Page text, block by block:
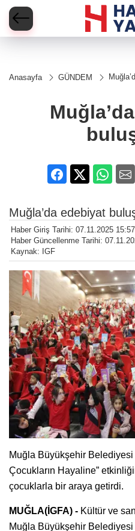
Anasayfa GÜNDEM
Muğla’da edebiyat
Haber Giriş Tarihi: 07.11.2025 15:57
Haber Güncellenme Tarihi:
Kaynak: IGF
Muğla Büyükşehir Belediyesi
Çocukların Hayaline”
çocuklarla bir araya getirdi.
MUĞLA(İGFA) - Kültür ve
Muğla Büyükşehir